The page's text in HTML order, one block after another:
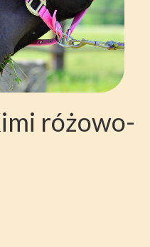
różowo-